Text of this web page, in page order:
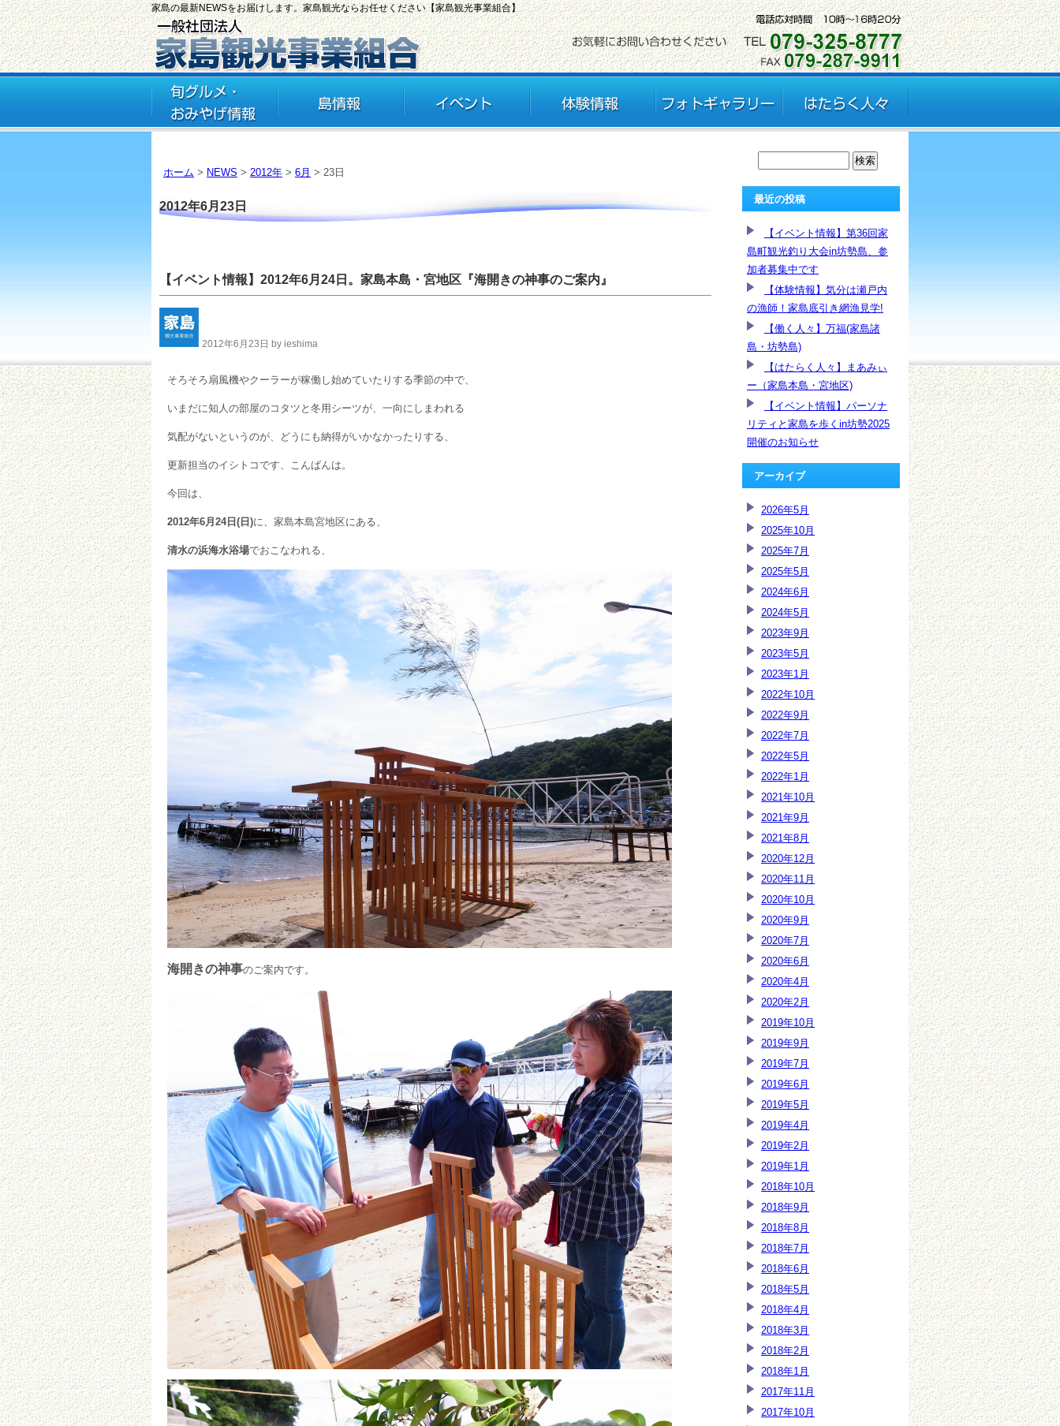
家島の最新NEWSをお届けします。家島観光ならお任せください【家島観光事業組合】
ホーム > NEWS > 2012年 > 6月 > 23日
2012年6月23日
【イベント情報】2012年6月24日。家島本島・宮地区『海開きの神事のご案内』
2012年6月23日 by ieshima
そろそろ扇風機やクーラーが稼働し始めていたりする季節の中で、
いまだに知人の部屋のコタツと冬用シーツが、一向にしまわれる
気配がないというのが、どうにも納得がいかなかったりする、
更新担当のイシトコです、こんばんは。
今回は、
2012年6月24日(日)に、家島本島宮地区にある、
清水の浜海水浴場でおこなわれる、
海開きの神事のご案内です。
最近の投稿
【イベント情報】第36回家
島町観光釣り大会in坊勢島、参
加者募集中です
【体験情報】気分は瀬戸内
の漁師！家島底引き網漁見学!
【働く人々】万福(家島諸
島・坊勢島)
【はたらく人々】まあみぃ
ー（家島本島・宮地区)
【イベント情報】パーソナ
リティと家島を歩くin坊勢2025
開催のお知らせ
アーカイブ
2026年5月
2025年10月
2025年7月
2025年5月
2024年6月
2024年5月
2023年9月
2023年5月
2023年1月
2022年10月
2022年9月
2022年7月
2022年5月
2022年1月
2021年10月
2021年9月
2021年8月
2020年12月
2020年11月
2020年10月
2020年9月
2020年7月
2020年6月
2020年4月
2020年2月
2019年10月
2019年9月
2019年7月
2019年6月
2019年5月
2019年4月
2019年2月
2019年1月
2018年10月
2018年9月
2018年8月
2018年7月
2018年6月
2018年5月
2018年4月
2018年3月
2018年2月
2018年1月
2017年11月
2017年10月